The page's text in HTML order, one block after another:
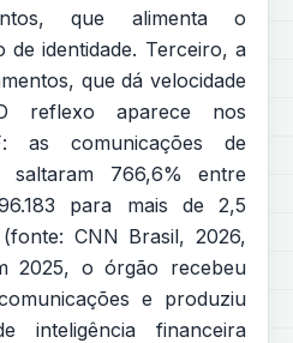
que alimenta o
identidade. Terceiro, a
que dá velocidade
reflexo aparece nos
as comunicações de
saltaram 766,6% entre
para mais de 2,5
CNN Brasil, 2026,
2025, o órgão recebeu
e produziu
inteligência financeira